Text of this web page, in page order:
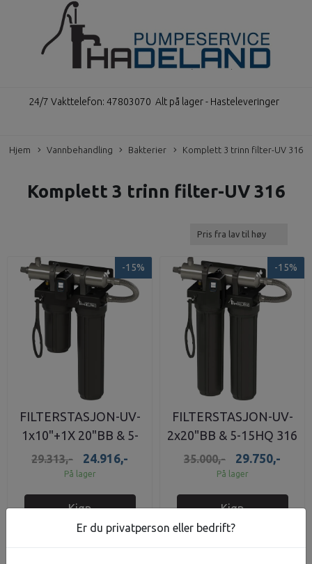
24/7 Vakttelefon: 47803070 Alt på lager - Hasteleveringer
Hjem Vannbehandling Bakterier Komplett 3 trinn filter-UV 316
Komplett 3 trinn filter-UV 316
-15%
FILTERSTASJON-UV-
1x10"+1X 20"BB & 5-
15HQ 316
29.313,- 24.916,-
På lager
Kjøp
-15%
FILTERSTASJON-UV-
2x20"BB & 5-15HQ 316
35.000,- 29.750,-
På lager
Kjøp
Er du privatperson eller bedrift?